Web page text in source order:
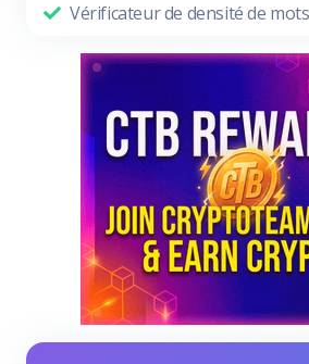
Vérificateur de densité de